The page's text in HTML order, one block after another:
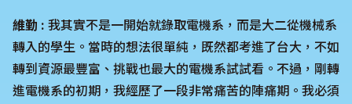
維勤 : 我其實不是一開始就錄取電機系，而是大二從機械系
轉入的學生。當時的想法很單純，既然都考進了台大，不如
轉到資源最豐富、挑戰也最大的電機系試試看。不過，剛轉
進電機系的初期，我經歷了一段非常痛苦的陣痛期。我必須